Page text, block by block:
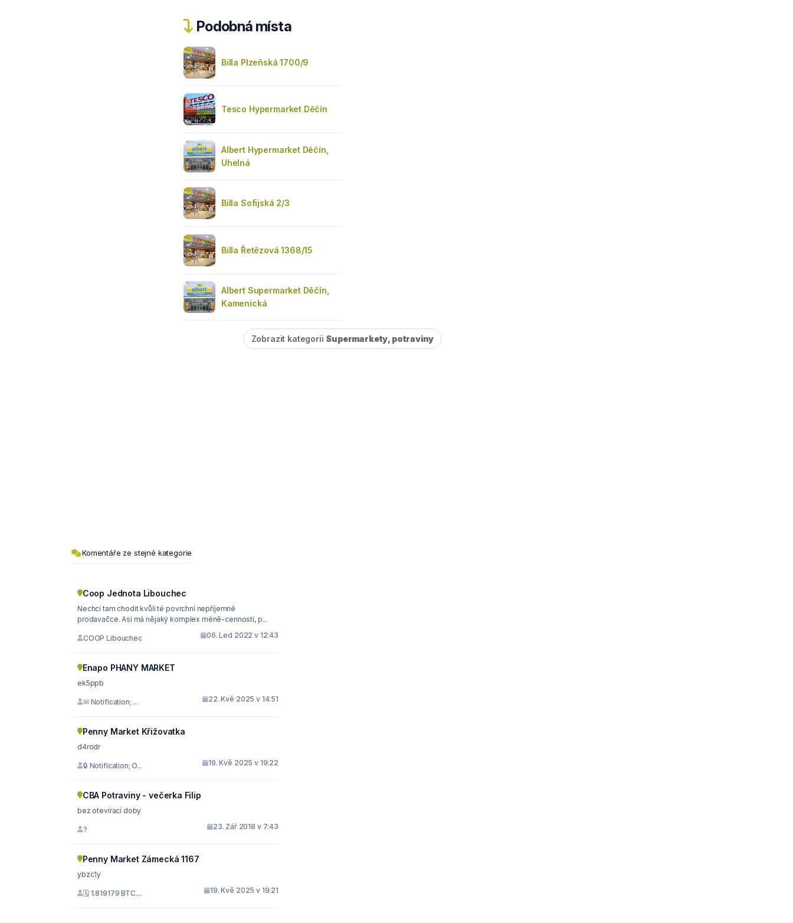
Podobná místa
Billa Plzeňská 1700/9
Tesco Hypermarket Děčín
Albert Hypermarket Děčín,
Uhelná
Billa Sofijská 2/3
Billa Řetězová 1368/15
Albert Supermarket Děčín,
Kamenická
Zobrazit kategorii Supermarkety, potraviny
Komentáře ze stejné kategorie
Coop Jednota Libouchec
Nechci tam chodit kvůli té povrchní nepříjemné
prodavačce. Asi má nějaký komplex méně-cennosti, p...
COOP Libouchec 06. Led 2022 v 12:43
Enapo PHANY MARKET
ek5ppb
✉ Notification; ... 22. Kvě 2025 v 14:51
Penny Market Křižovatka
d4rodr
🔒 Notification; O... 19. Kvě 2025 v 19:22
CBA Potraviny - večerka Filip
bez otevírací doby
? 23. Zář 2018 v 7:43
Penny Market Zámecká 1167
ybzc1y
🗓 1.819179 BTC.... 19. Kvě 2025 v 19:21